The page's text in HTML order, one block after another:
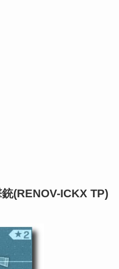
(RENOV-ICKX TP)